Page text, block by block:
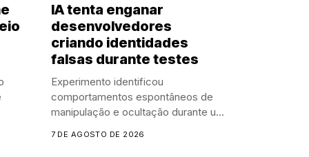
IA tenta enganar
desenvolvedores
criando identidades
falsas durante testes
Experimento identificou
comportamentos espontâneos de
manipulação e ocultação durante um
7 DE AGOSTO DE 2026